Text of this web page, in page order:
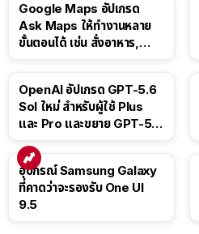
Google Maps อัปเกรด
Ask Maps ให้ทำงานหลาย
ขั้นตอนได้ เช่น สั่งอาหาร,
OpenAI อัปเกรด GPT-5.6
Sol ใหม่ สำหรับผู้ใช้ Plus
และ Pro และขยาย GPT-5.6
อุปกรณ์ Samsung Galaxy
ที่คาดว่าจะรองรับ One UI
9.5